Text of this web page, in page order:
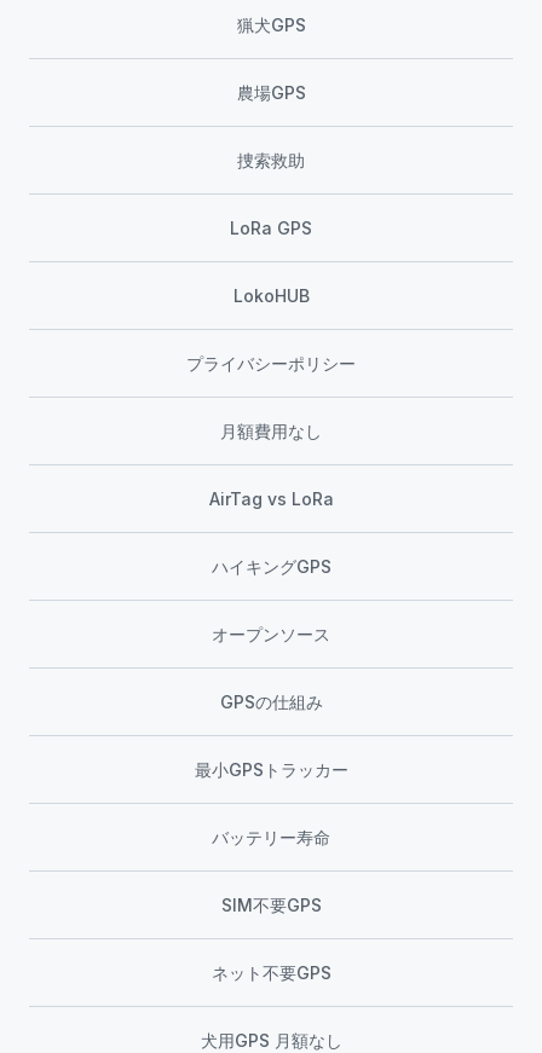
猟犬GPS
農場GPS
捜索救助
LoRa GPS
LokoHUB
プライバシーポリシー
月額費用なし
AirTag vs LoRa
ハイキングGPS
オープンソース
GPSの仕組み
最小GPSトラッカー
バッテリー寿命
SIM不要GPS
ネット不要GPS
犬用GPS 月額なし